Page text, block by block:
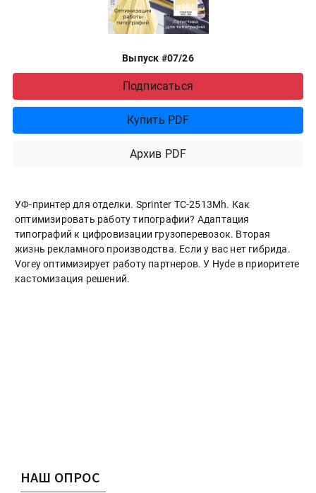
Выпуск #07/26
Подписаться
Купить PDF
Архив PDF
УФ-принтер для отделки. Sprinter ТС-2513Mh. Как
оптимизировать работу типографии? Адаптация
типографий к цифровизации грузоперевозок. Вторая
жизнь рекламного производства. Если у вас нет гибрида.
Vorey оптимизирует работу партнеров. У Hyde в приоритете
кастомизация решений.
НАШ ОПРОС